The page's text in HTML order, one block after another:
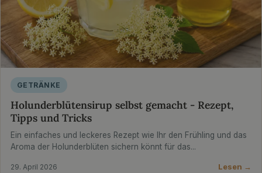
GETRÄNKE
Holunderblütensirup selbst gemacht - Rezept,
Tipps und Tricks
Ein einfaches und leckeres Rezept wie Ihr den Frühling und das
Aroma der Holunderblüten sichern könnt für das...
29. April 2026 Lesen →